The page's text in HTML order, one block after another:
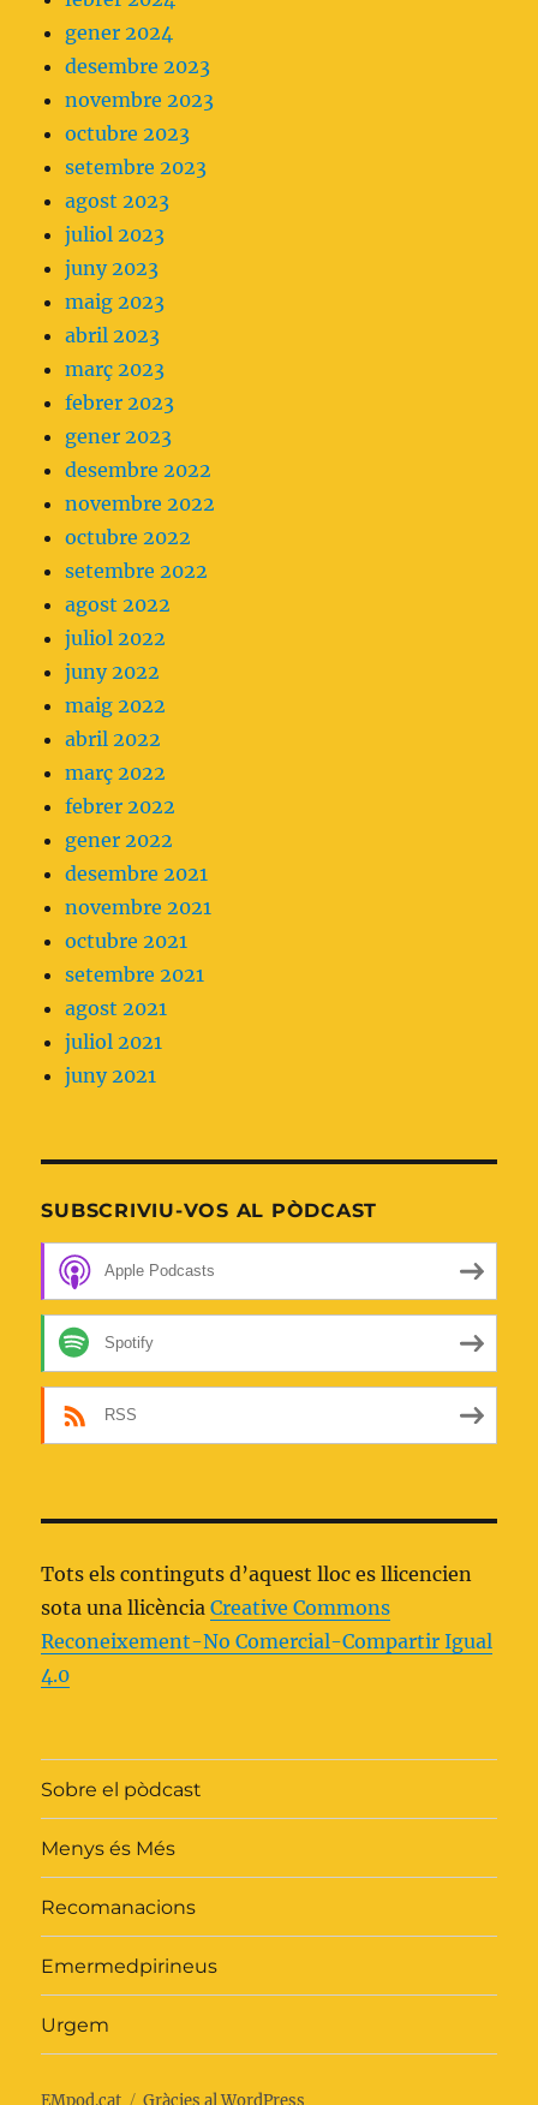
gener 2024
desembre 2023
novembre 2023
octubre 2023
setembre 2023
agost 2023
juliol 2023
juny 2023
maig 2023
abril 2023
març 2023
febrer 2023
gener 2023
desembre 2022
novembre 2022
octubre 2022
setembre 2022
agost 2022
juliol 2022
juny 2022
maig 2022
abril 2022
març 2022
febrer 2022
gener 2022
desembre 2021
novembre 2021
octubre 2021
setembre 2021
agost 2021
juliol 2021
juny 2021
SUBSCRIVIU-VOS AL PÒDCAST
Apple Podcasts
Spotify
RSS
Tots els continguts d’aquest lloc es llicencien
sota una llicènciaCreative Commons
Reconeixement-No Comercial-Compartir Igual
4.0
Sobre el pòdcast
Menys és Més
Recomanacions
Emermedpirineus
Urgem